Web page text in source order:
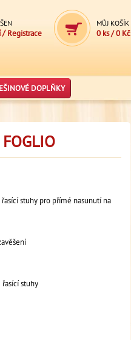
/Registrace
MŮJ KOŠÍK
0 ks/0 Kč
DOPLŇKY
stuhy pro přímé nasunutí na
stuhy